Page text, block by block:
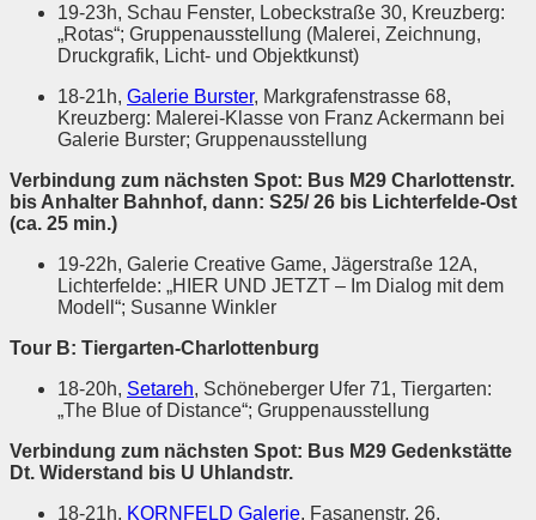
19-23h, Schau Fenster, Lobeckstraße 30, Kreuzberg:
„Rotas“; Gruppenausstellung (Malerei, Zeichnung,
Druckgrafik, Licht- und Objektkunst)
18-21h, Galerie Burster, Markgrafenstrasse 68,
Kreuzberg: Malerei-Klasse von Franz Ackermann bei
Galerie Burster; Gruppenausstellung
Verbindung zum nächsten Spot: Bus M29 Charlottenstr.
bis Anhalter Bahnhof, dann: S25/ 26 bis Lichterfelde-Ost
(ca. 25 min.)
19-22h, Galerie Creative Game, Jägerstraße 12A,
Lichterfelde: „HIER UND JETZT – Im Dialog mit dem
Modell“; Susanne Winkler
Tour B: Tiergarten-Charlottenburg
18-20h, Setareh, Schöneberger Ufer 71, Tiergarten:
„The Blue of Distance“; Gruppenausstellung
Verbindung zum nächsten Spot: Bus M29 Gedenkstätte
Dt. Widerstand bis U Uhlandstr.
18-21h, KORNFELD Galerie, Fasanenstr. 26,